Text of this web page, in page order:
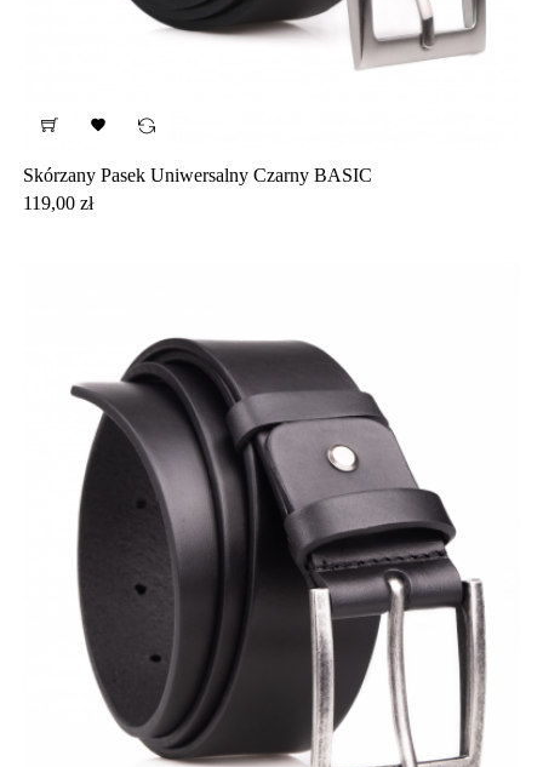

Skórzany Pasek Uniwersalny Czarny BASIC
Cena
119,00 zł